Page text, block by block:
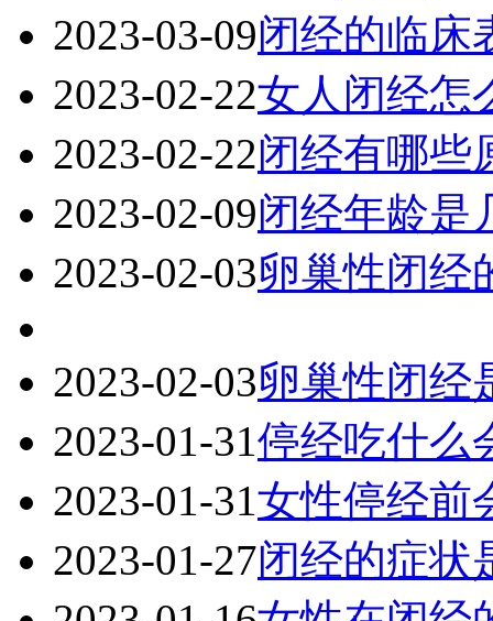
2023-03-09闭经的临床
2023-02-22女人闭经怎
2023-02-22闭经有哪些
2023-02-09闭经年龄是
2023-02-03卵巢性闭经
2023-02-03卵巢性闭经
2023-01-31停经吃什么
2023-01-31女性停经前
2023-01-27闭经的症状